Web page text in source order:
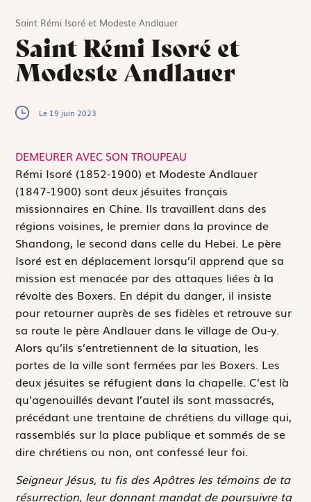
Saint Rémi Isoré et Modeste Andlauer
Saint Rémi Isoré et
Modeste Andlauer
Le 19 juin 2023
DEMEURER AVEC SON TROUPEAU
Rémi Isoré (1852-1900) et Modeste Andlauer
(1847-1900) sont deux jésuites français
missionnaires en Chine. Ils travaillent dans des
régions voisines, le premier dans la province de
Shandong, le second dans celle du Hebei. Le père
Isoré est en déplacement lorsqu’il apprend que sa
mission est menacée par des attaques liées à la
révolte des Boxers. En dépit du danger, il insiste
pour retourner auprès de ses fidèles et retrouve sur
sa route le père Andlauer dans le village de Ou-y.
Alors qu’ils s’entretiennent de la situation, les
portes de la ville sont fermées par les Boxers. Les
deux jésuites se réfugient dans la chapelle. C’est là
qu’agenouillés devant l’autel ils sont massacrés,
précédant une trentaine de chrétiens du village qui,
rassemblés sur la place publique et sommés de se
dire chrétiens ou non, ont confessé leur foi.
Seigneur Jésus, tu fis des Apôtres les témoins de ta
résurrection, leur donnant mandat de poursuivre ta